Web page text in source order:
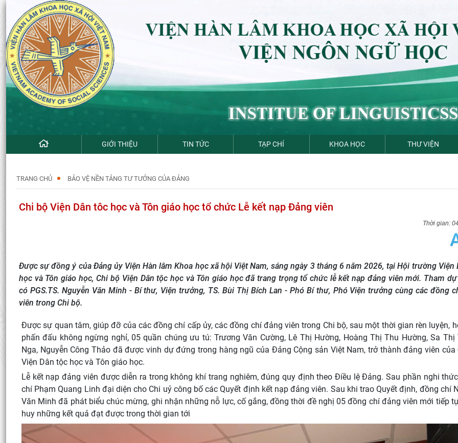
GIỚI THIỆU TIN TỨC TẠP CHÍ KHOA HỌC THƯ VIỆN
TRANG CHỦ BẢO VỆ NỀN TẢNG TƯ TƯỞNG CỦA ĐẢNG
Chi bộ Viện Dân tôc học và Tôn giáo học tổ chức Lễ kết nạp Đảng viên
Được sự đồng ý của Đảng ủy Viện Hàn lâm Khoa học xã hội Việt Nam, sáng ngày 3 tháng 6 năm 2026, tại Hội trường Viện
học và Tôn giáo học, Chi bộ Viện Dân tộc học và Tôn giáo học đã trang trọng tổ chức lễ kết nạp đảng viên mới. Tham
có PGS.TS. Nguyễn Văn Minh - Bí thư, Viện trưởng, TS. Bùi Thị Bích Lan - Phó Bí thư, Phó Viện trưởng cùng các đồng
viên trong Chi bộ.
Được sự quan tâm, giúp đỡ của các đồng chí cấp ủy, các đồng chí đảng viên trong Chi bộ, sau một thời gian rèn luyện,
phấn đấu không ngừng nghỉ, 05 quần chúng ưu tú: Trương Văn Cường, Lê Thị Hường, Hoàng Thị Thu Hường, Sa Thị
Nga, Nguyễn Công Thảo đã được vinh dự đứng trong hàng ngũ của Đảng Cộng sản Việt Nam, trở thành đảng viên của
Viện Dân tộc học và Tôn giáo học.
Lễ kết nạp đảng viên được diễn ra trong không khí trang nghiêm, đúng quy định theo Điều lệ Đảng. Sau phần nghi
chí Phạm Quang Linh đại diện cho Chi uỷ công bố các Quyết định kết nạp đảng viên. Sau khi trao Quyết định, đồng chí
Văn Minh đã phát biểu chúc mừng, ghi nhận những nỗ lực, cố gắng, đồng thời đề nghị 05 đồng chí đảng viên mới tiếp
huy những kết quả đạt được trong thời gian tới